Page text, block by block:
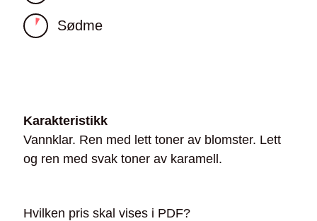
Sødme
Karakteristikk
Vannklar. Ren med lett toner av blomster. Lett
og ren med svak toner av karamell.
Hvilken pris skal vises i PDF?